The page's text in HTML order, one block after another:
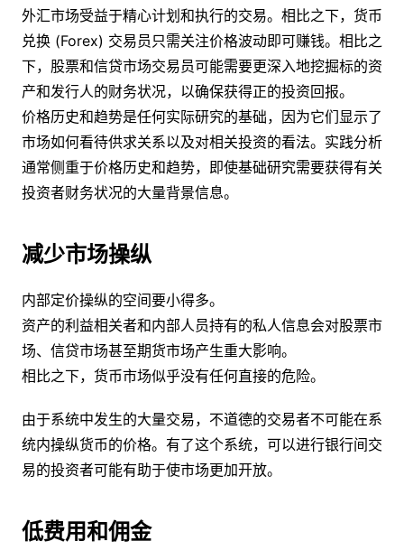
外汇市场受益于精心计划和执行的交易。相比之下，货币
兑换 (Forex) 交易员只需关注价格波动即可赚钱。相比之
下，股票和信贷市场交易员可能需要更深入地挖掘标的资
产和发行人的财务状况，以确保获得正的投资回报。
价格历史和趋势是任何实际研究的基础，因为它们显示了
市场如何看待供求关系以及对相关投资的看法。实践分析
通常侧重于价格历史和趋势，即使基础研究需要获得有关
投资者财务状况的大量背景信息。
减少市场操纵
内部定价操纵的空间要小得多。
资产的利益相关者和内部人员持有的私人信息会对股票市
场、信贷市场甚至期货市场产生重大影响。
相比之下，货币市场似乎没有任何直接的危险。
由于系统中发生的大量交易，不道德的交易者不可能在系
统内操纵货币的价格。有了这个系统，可以进行银行间交
易的投资者可能有助于使市场更加开放。
低费用和佣金